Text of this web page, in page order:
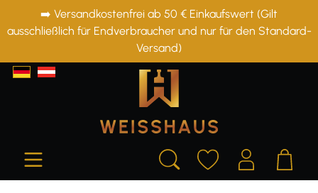
springen
➡️ Versandkostenfrei ab 50 € Einkaufswert (Gilt
ausschließlich für Endverbraucher und nur für den Standard-
Versand)